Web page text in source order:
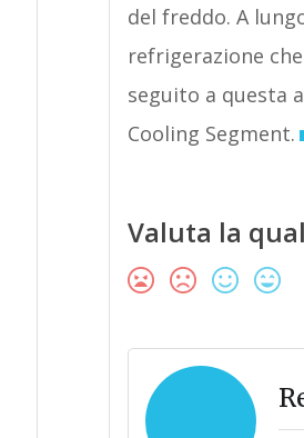
del freddo. A
refrigerazione
seguito a questa
Cooling Segment.
Valuta la